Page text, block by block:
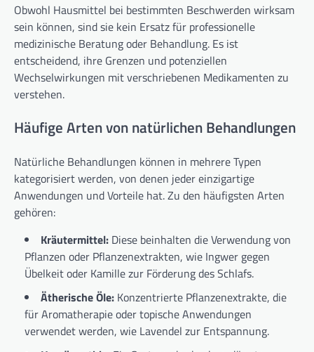
Obwohl Hausmittel bei bestimmten Beschwerden wirksam
sein können, sind sie kein Ersatz für professionelle
medizinische Beratung oder Behandlung. Es ist
entscheidend, ihre Grenzen und potenziellen
Wechselwirkungen mit verschriebenen Medikamenten zu
verstehen.
Häufige Arten von natürlichen Behandlungen
Natürliche Behandlungen können in mehrere Typen
kategorisiert werden, von denen jeder einzigartige
Anwendungen und Vorteile hat. Zu den häufigsten Arten
gehören:
Kräutermittel: Diese beinhalten die Verwendung von
Pflanzen oder Pflanzenextrakten, wie Ingwer gegen
Übelkeit oder Kamille zur Förderung des Schlafs.
Ätherische Öle: Konzentrierte Pflanzenextrakte, die
für Aromatherapie oder topische Anwendungen
verwendet werden, wie Lavendel zur Entspannung.